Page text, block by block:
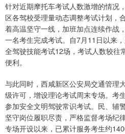
针对近期摩托车考试人数激增的情况
区各驾校受理量动态调整考试计划，
着高温坚守一线，加班加点连续作战
一名考生完成考试。自7月11日以来
全驾驶技能考试12场，考试人数较往
便利。
与此同时，西咸新区公安局交通管理
级许可，增设理论考试周末专场。考
参加安全文明驾驶常识考试。民、辅
坚守岗位履职尽责，严格监督考场纪
专场开设以来，已累计服务考生约